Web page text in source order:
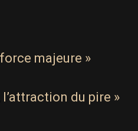
majeure »
du pire »